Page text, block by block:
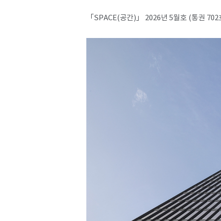
「SPACE(공간)」 2026년 5월호 (통권